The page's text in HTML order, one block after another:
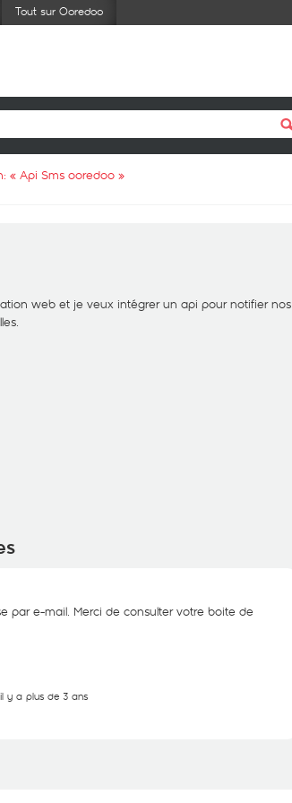
Tout sur Ooredoo
« Api Sms ooredoo »
web et je veux intégrer un api pour notifier nos
par e-mail. Merci de consulter votre boite de
il y a plus de 3 ans